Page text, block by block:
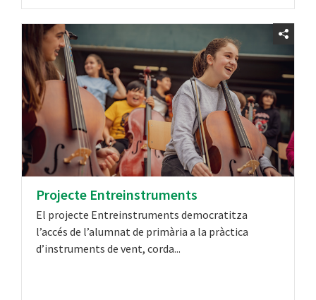
Projecte Entreinstruments
El projecte Entreinstruments democratitza
l’accés de l’alumnat de primària a la pràctica
d’instruments de vent, corda...